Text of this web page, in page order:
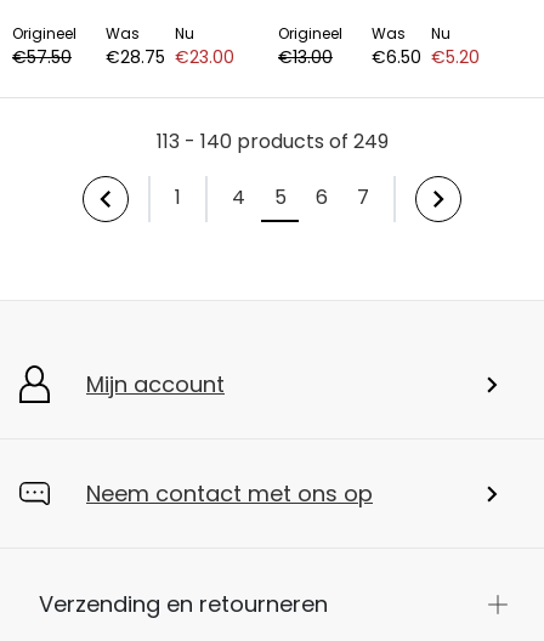
Origineel
€57.50
Was
€28.75
Nu
€23.00
Origineel
€13.00
Was
€6.50
Nu
€5.20
113 - 140 products of 249
1
4 5 6 7
Mijn account
Neem contact met ons op
Verzending en retourneren